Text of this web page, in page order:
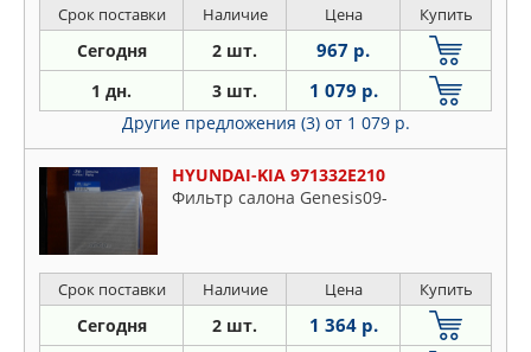
HB LHD PR, CT41 LHD, SB HB(2010-2014),
Accent 15CT41 RHD, CT51, CU41 SDN
RHD, CT41 SDN LHD, PSB15 SDN, PSB15
LHD(2014-
Срок поставки Наличие Цена Купить
Сегодня 2 шт. 967 р.
1 дн. 3 шт. 1 079 р.
Другие предложения (3) от 1 079 р.
HYUNDAI-KIA 971332E210
Фильтр салона Genesis09-
Срок поставки Наличие Цена Купить
Сегодня 2 шт. 1 364 р.